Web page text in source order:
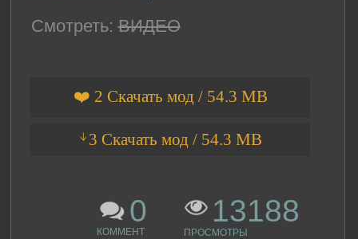
Смотреть: ВИДЕО
❤️ 2 Скачать мод / 54.3 MB
ᛎ3 Скачать мод / 54.3 MB
0
КОММЕНТ
13188
ПРОСМОТРЫ